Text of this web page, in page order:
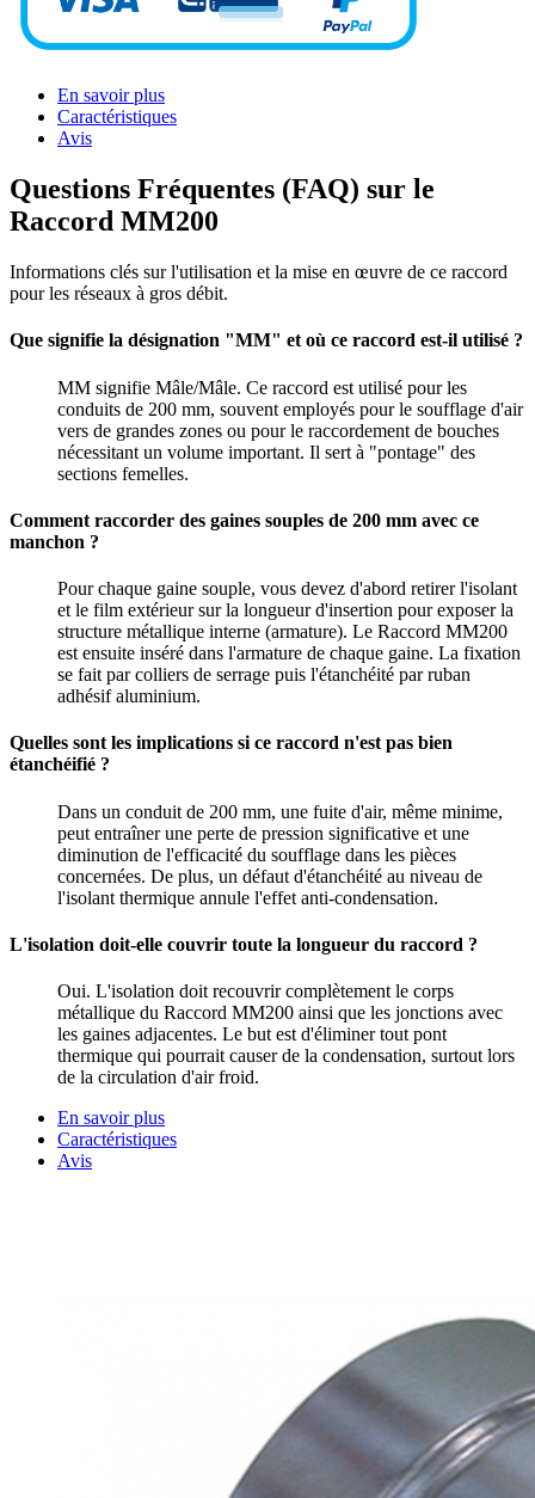
En savoir plus
Caractéristiques
Avis
Questions Fréquentes (FAQ) sur le
Raccord MM200
Informations clés sur l'utilisation et la mise en œuvre de ce raccord
pour les réseaux à gros débit.
Que signifie la désignation "MM" et où ce raccord est-il utilisé ?
MM signifie Mâle/Mâle. Ce raccord est utilisé pour les
conduits de 200 mm, souvent employés pour le soufflage d'air
vers de grandes zones ou pour le raccordement de bouches
nécessitant un volume important. Il sert à "pontage" des
sections femelles.
Comment raccorder des gaines souples de 200 mm avec ce
manchon ?
Pour chaque gaine souple, vous devez d'abord retirer l'isolant
et le film extérieur sur la longueur d'insertion pour exposer la
structure métallique interne (armature). Le Raccord MM200
est ensuite inséré dans l'armature de chaque gaine. La fixation
se fait par colliers de serrage puis l'étanchéité par ruban
adhésif aluminium.
Quelles sont les implications si ce raccord n'est pas bien
étanchéifié ?
Dans un conduit de 200 mm, une fuite d'air, même minime,
peut entraîner une perte de pression significative et une
diminution de l'efficacité du soufflage dans les pièces
concernées. De plus, un défaut d'étanchéité au niveau de
l'isolant thermique annule l'effet anti-condensation.
L'isolation doit-elle couvrir toute la longueur du raccord ?
Oui. L'isolation doit recouvrir complètement le corps
métallique du Raccord MM200 ainsi que les jonctions avec
les gaines adjacentes. Le but est d'éliminer tout pont
thermique qui pourrait causer de la condensation, surtout lors
de la circulation d'air froid.
En savoir plus
Caractéristiques
Avis